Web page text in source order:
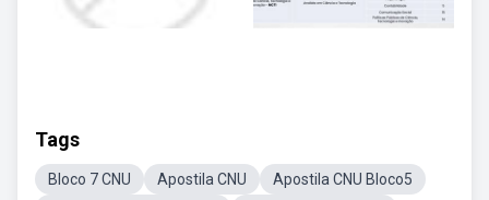
Tags
Bloco 7 CNU Apostila CNU
Apostila CNU Bloco5